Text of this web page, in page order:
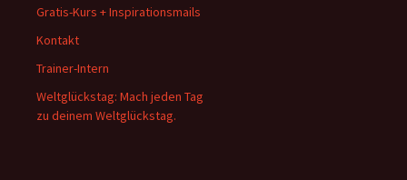
Gratis-Kurs + Inspirationsmails
Kontakt
Trainer-Intern
Weltglückstag: Mach jeden Tag
zu deinem Weltglückstag.